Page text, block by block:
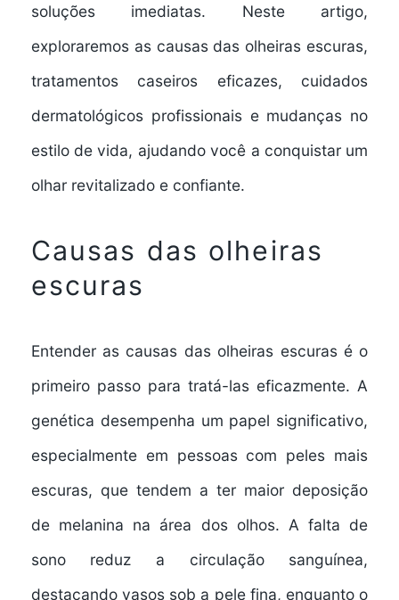
soluções imediatas. Neste artigo,
exploraremos as causas das olheiras escuras,
tratamentos caseiros eficazes, cuidados
dermatológicos profissionais e mudanças no
estilo de vida, ajudando você a conquistar um
olhar revitalizado e confiante.
Causas das olheiras
escuras
Entender as causas das olheiras escuras é o
primeiro passo para tratá-las eficazmente. A
genética desempenha um papel significativo,
especialmente em pessoas com peles mais
escuras, que tendem a ter maior deposição
de melanina na área dos olhos. A falta de
sono reduz a circulação sanguínea,
destacando vasos sob a pele fina, enquanto o